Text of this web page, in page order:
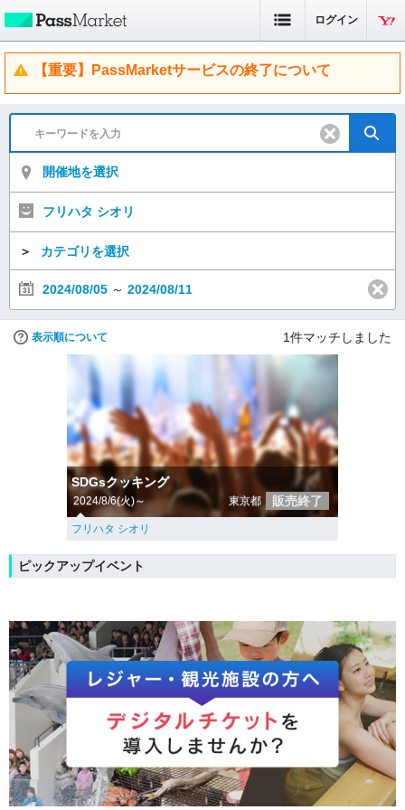
ログイン
【重要】PassMarketサービスの終了について
開催地を選択
フリハタ シオリ
＞ カテゴリを選択
2024/08/05 ～ 2024/08/11
表示順について 1件マッチしました
SDGsクッキング
2024/8/6(火)～ 東京都 販売終了
フリハタ シオリ
ピックアップイベント